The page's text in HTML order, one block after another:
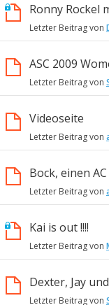
Ronny Rockel
Letzter Beitrag von
ASC 2009
Letzter Beitrag von
Videoseite
Letzter Beitrag von
Bock, einen
Letzter Beitrag von
Kai is out !!!!
Letzter Beitrag von
Dexter, Jay
Letzter Beitrag von